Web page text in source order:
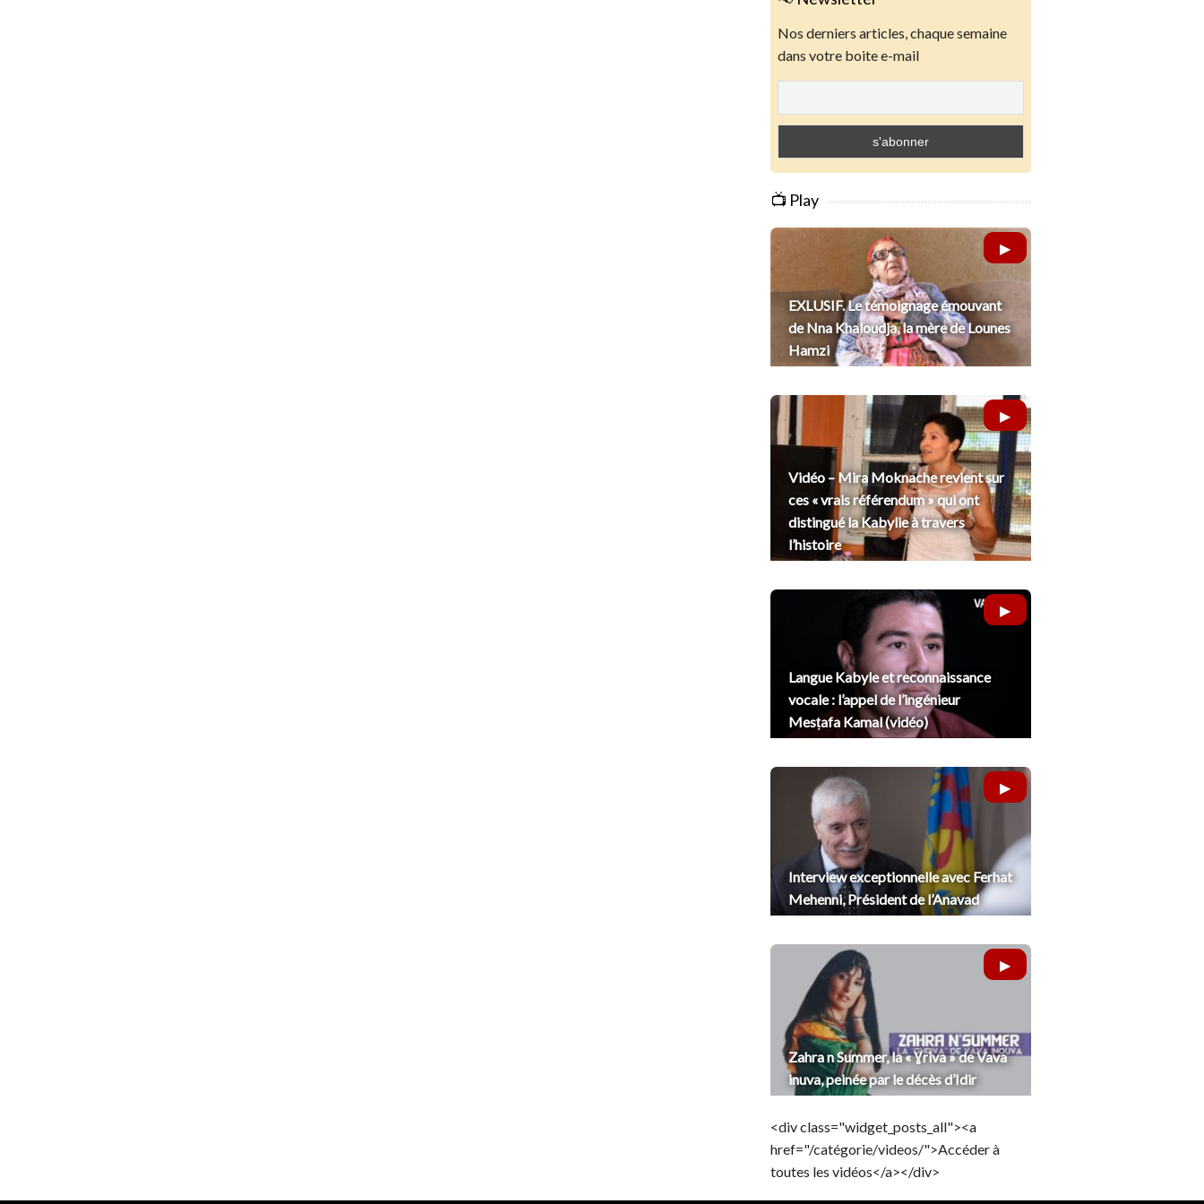
Nos derniers articles, chaque semaine
dans votre boite e-mail
📺 Play
EXLUSIF. Le témoignage émouvant
de Nna Khaloudja, la mère de Lounes
Hamzi
Vidéo – Mira Moknache revient sur
ces « vrais référendum » qui ont
distingué la Kabylie à travers
l’histoire
Langue Kabyle et reconnaissance
vocale : l’appel de l’ingénieur
Mesṭafa Kamal (vidéo)
Interview exceptionnelle avec Ferhat
Mehenni, Président de l’Anavad
Zahra n Summer, la « Ɣriva » de Vava
inuva, peinée par le décès d’Idir
<div class="widget_posts_all"><a
href="/catégorie/videos/">Accéder à
toutes les vidéos</a></div>